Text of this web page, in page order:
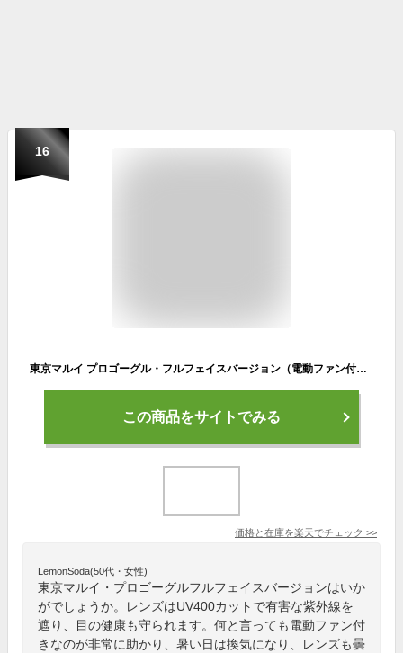
16
東京マルイ プロゴーグル・フルフェイスバージョン（電動ファン付き） サバゲー 装備 フェイスシールド 防具 アイシールド 【あす楽】
この商品をサイトでみる
価格と在庫を楽天でチェック >>
LemonSoda(50代・女性)
東京マルイ・プロゴーグルフルフェイスバージョンはいか
がでしょうか。レンズはUV400カットで有害な紫外線を
遮り、目の健康も守られます。何と言っても電動ファン付
きなのが非常に助かり、暑い日は換気になり、レンズも曇